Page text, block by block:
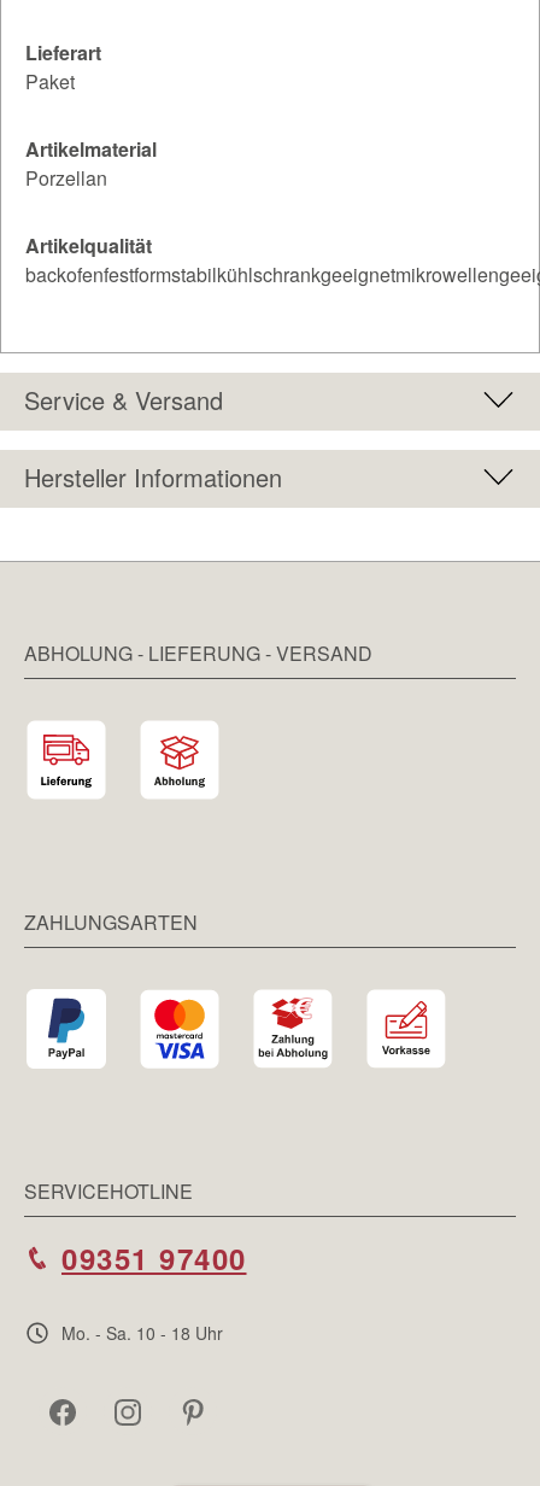
Lieferart
Paket
Artikelmaterial
Porzellan
Artikelqualität
Service & Versand
Hersteller Informationen
ABHOLUNG - LIEFERUNG - VERSAND
ZAHLUNGSARTEN
SERVICEHOTLINE
09351 97400
Mo. - Sa. 10 - 18 Uhr